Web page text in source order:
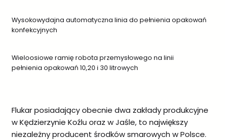
Wysokowydajna automatyczna linia do pełnienia opakowań
konfekcyjnych
Wieloosiowe ramię robota przemysłowego na linii
pełnienia opakowań 10,20 i 30 litrowych
Flukar posiadający obecnie dwa zakłady produkcyjne
w Kędzierzynie Koźlu oraz w Jaśle, to największy
niezależny producent środków smarowych w Polsce.